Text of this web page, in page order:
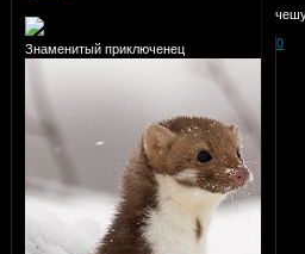
Знаменитый приключенец
0